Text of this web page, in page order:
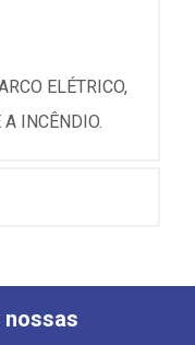
ELÉTRICO,
A INCÊNDIO.
nossas